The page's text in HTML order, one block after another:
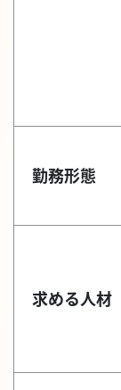
勤務形態
求める人材